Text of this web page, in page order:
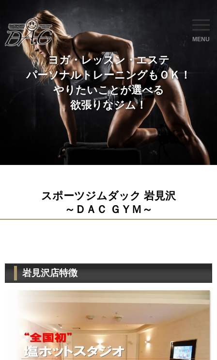
ヨガ・レッスン・エステ
パーソナルトレーニングもＯＫ！
やりたいことが選べる
欲張りなジム！
MENU
スポーツジムダック 岩見沢
～ＤＡＣ ＧＹＭ～
岩見沢店特徴